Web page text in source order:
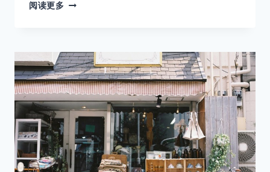
阅读更多
——
何
日
再
逢
君
VOL.24
自
由
丘